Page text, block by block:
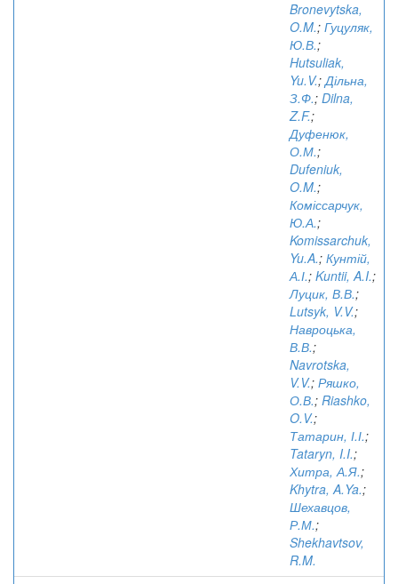
Bronevytska,
O.M.; Гуцуляк,
Ю.В.;
Hutsuliak,
Yu.V.;Дільна,
З.Ф.; Dilna,
Z.F.;
Дуфенюк,
О.М.;
Dufeniuk,
O.M.;
Коміссарчук,
Ю.А.;
Komissarchuk,
Yu.A.; Кунтій,
А.І.; Kuntii, A.I.;
Луцик, В.В.;
Lutsyk, V.V.;
Навроцька,
В.В.;
Navrotska,
V.V.; Ряшко,
О.В.; Riashko,
O.V.;
Татарин, І.І.;
Tataryn, I.I.;
Хитра, А.Я.;
Khytra, A.Ya.;
Шехавцов,
Р.М.;
Shekhavtsov,
R.M.